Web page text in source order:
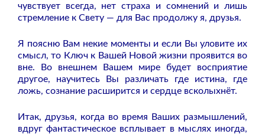
чувствует всегда, нет страха и сомнений и лишь
стремление к Свету — для Вас продолжу я, друзья.
Я поясню Вам некие моменты и если Вы уловите их
смысл, то Ключ к Вашей Новой жизни проявится во
вне. Во внешнем Вашем мире будет восприятие
другое, научитесь Вы различать где истина, где
ложь, сознание расширится и сердце всколыхнёт.
Итак, друзья, когда во время Ваших размышлений,
вдруг фантастическое всплывает в мыслях иногда,